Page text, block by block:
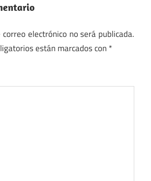
correo electrónico no será publicada.
están marcados con *